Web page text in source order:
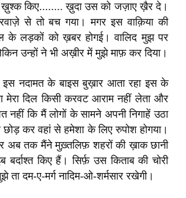
किए........ ख़ुदा उस को जज़ाए ख़ैर दे।
से तो बच गया। मगर इस वाक़िया की
के लड़कों को ख़बर होगई। वालिद मुझ पर
उन्हों ने भी अख़ीर में मुझे माफ़ कर दिया।
इस नदामत के बाइस बुख़ार आता रहा इस के
मेरा दिल किसी करवट आराम नहीं लेता और
नहीं कि मैं लोगों के सामने अपनी निगाहें उठा
कर वहां से हमेशा के लिए रुपोश होगया।
तक मैंने मुख़्तलिफ़ शहरों की ख़ाक छानी
बर्दाश्त किए हैं। सिर्फ़ उस किताब की चोरी
दम-ए-मर्ग नादिम-ओ-शर्मसार रखेगी।